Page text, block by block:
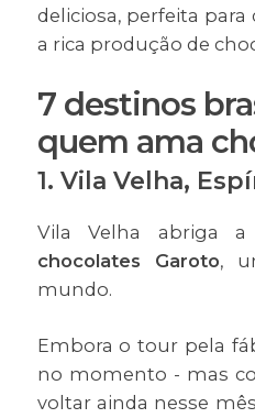
deliciosa, perfeita
a rica produção de
7 destinos
quem ama
1. Vila Velha,
Vila Velha abriga
chocolates Garoto,
mundo.
Embora o tour pela
no momento - mas
voltar ainda nesse